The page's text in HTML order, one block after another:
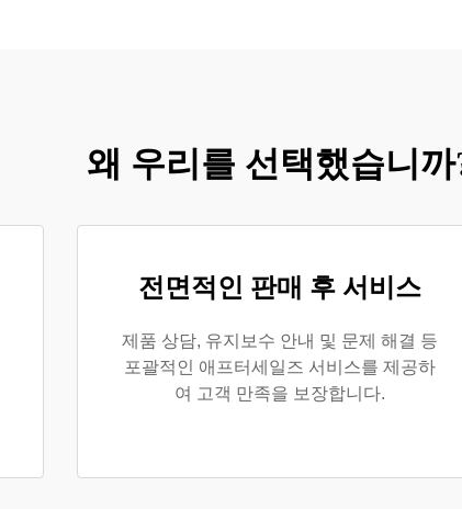
왜 우리를 선택했습니까
전면적인 판매 후 서비스
제품 상담, 유지보수 안내 및 문제 해결 등
포괄적인 애프터세일즈 서비스를 제공하
여 고객 만족을 보장합니다.